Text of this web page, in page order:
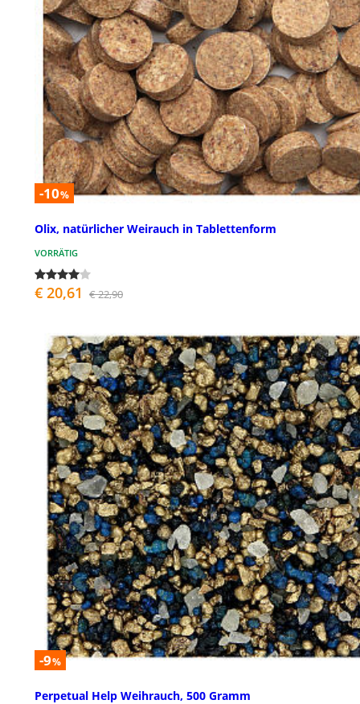
-10%
Olix, natürlicher Weirauch in Tablettenform
VORRÄTIG
€ 20,61 € 22,90
-9%
Perpetual Help Weihrauch, 500 Gramm